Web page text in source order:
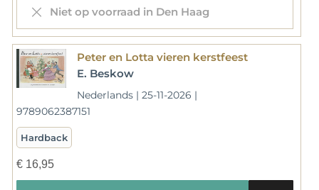
Niet op voorraad in Den Haag
Peter en Lotta vieren kerstfeest
E. Beskow
Nederlands | 25-11-2026 |
9789062387151
Hardback
€16,95